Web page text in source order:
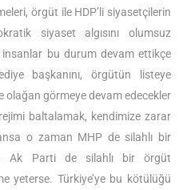
örgüt ile HDP’li siyasetçilerin
siyaset algısını olumsuz
bu durum devam ettikçe
başkanını, örgütün listeye
olağan görmeye devam edecekler
baltalamak, kendimize zarar
o zaman MHP de silahlı bir
Ak Parti de silahlı bir örgüt
yeterse. Türkiye’ye bu kötülüğü